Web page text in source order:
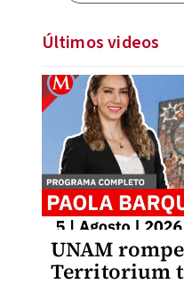
Últimos videos
UNAM
Territorium